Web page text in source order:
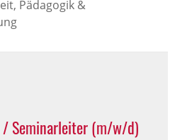
Pädagogik &
/ Seminarleiter (m/w/d)